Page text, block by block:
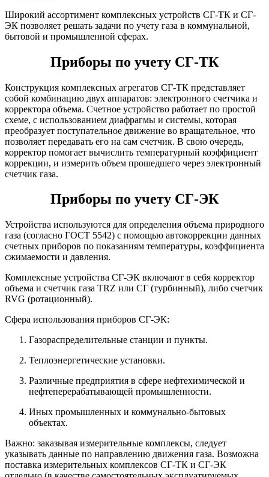
Широкий ассортимент комплексных устройств СГ-ТК и СГ-
ЭК позволяет решать задачи по учету газа в коммунальной,
бытовой и промышленной сферах.
Приборы по учету СГ-ТК
Конструкция комплексных агрегатов СГ-ТК представляет
собой комбинацию двух аппаратов: электронного счетчика и
корректора объема. Счетное устройство работает по простой
схеме, с использованием диафрагмы и системы, которая
преобразует поступательное движение во вращательное, что
позволяет передавать его на сам счетчик. В свою очередь,
корректор помогает вычислить температурный коэффициент
коррекции, и измерить объем прошедшего через электронный
счетчик газа.
Приборы по учету СГ-ЭК
Устройства используются для определения объема природного
газа (согласно ГОСТ 5542) с помощью автокоррекции данных
счетных приборов по показаниям температуры, коэффициента
сжимаемости и давления.
Комплексные устройства СГ-ЭК включают в себя корректор
объема и счетчик газа TRZ или СГ (турбинный), либо счетчик
RVG (ротационный).
Сфера использования приборов СГ-ЭК:
Газораспределительные станции и пункты.
Теплоэнергетические установки.
Различные предприятия в сфере нефтехимической и
нефтеперерабатывающей промышленности.
Иных промышленных и коммунально-бытовых
объектах.
Важно: заказывая измерительные комплексы, следует
указывать данные по направлению движения газа. Возможна
поставка измерительных комплексов СГ-ТК и СГ-ЭК